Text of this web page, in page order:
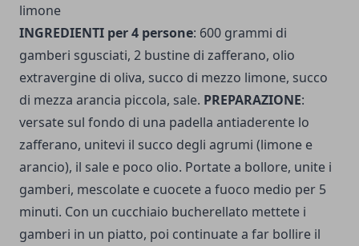
limone
INGREDIENTI per 4 persone: 600 grammi di
gamberi sgusciati, 2 bustine di zafferano, olio
extravergine di oliva, succo di mezzo limone, succo
di mezza arancia piccola, sale. PREPARAZIONE:
versate sul fondo di una padella antiaderente lo
zafferano, unitevi il succo degli agrumi (limone e
arancio), il sale e poco olio. Portate a bollore, unite i
gamberi, mescolate e cuocete a fuoco medio per 5
minuti. Con un cucchiaio bucherellato mettete i
gamberi in un piatto, poi continuate a far bollire il